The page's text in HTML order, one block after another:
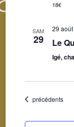
18€
SAM
29
29
Le
Igé,
Évènements
précédents